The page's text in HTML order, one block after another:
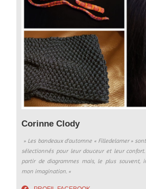
Corinne Clody
» Les bandeaux d’automne « Filledelamer »
sélectionnés pour leur douceur et leur
partir de diagrammes mais, le plus souvent,
mon imagination. «